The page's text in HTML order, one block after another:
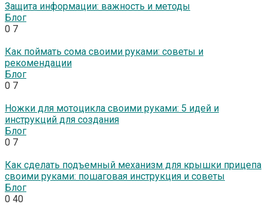
Защита информации: важность и методы
Блог
0 7
Как поймать сома своими руками: советы и
рекомендации
Блог
0 7
Ножки для мотоцикла своими руками: 5 идей и
инструкций для создания
Блог
0 7
Как сделать подъемный механизм для крышки прицепа
своими руками: пошаговая инструкция и советы
Блог
0 40